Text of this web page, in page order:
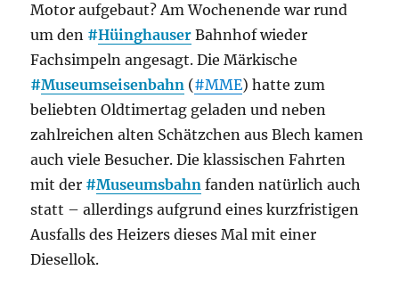
Motor aufgebaut? Am Wochenende war rund
um den #Hüinghauser Bahnhof wieder
Fachsimpeln angesagt. Die Märkische
#Museumseisenbahn (#MME) hatte zum
beliebten Oldtimertag geladen und neben
zahlreichen alten Schätzchen aus Blech kamen
auch viele Besucher. Die klassischen Fahrten
mit der #Museumsbahn fanden natürlich auch
statt – allerdings aufgrund eines kurzfristigen
Ausfalls des Heizers dieses Mal mit einer
Diesellok.